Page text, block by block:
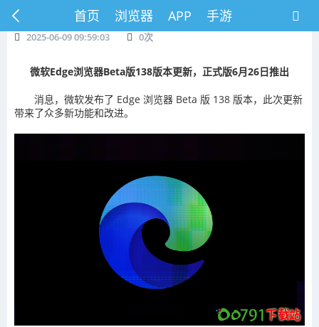
首页 浏览器 APP 手游
2025-06-09 09:59:03 0次
微软Edge浏览器Beta版138版本更新，正式版6月26日推出
消息，微软发布了 Edge 浏览器 Beta 版 138 版本，此次更新
带来了众多新功能和改进。